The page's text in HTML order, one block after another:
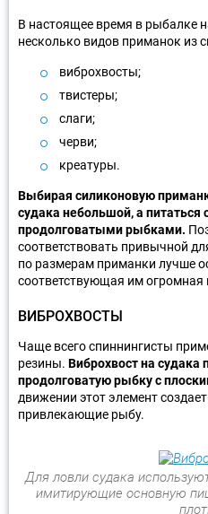
В настоящее время в рыбалке
несколько видов приманок из
виброхвосты;
твистеры;
слаги;
черви;
креатуры.
Выбирая силиконовую
судака небольшой, а
продолговатыми рыбками.
соответствовать привычной
по размерам приманки лучше
соответствующая им огромная
ВИБРОХВОСТЫ
Чаще всего спиннингисты
резины. Виброхвост на судака
продолговатую рыбку с
движении этот элемент
привлекающие рыбу.
Для ловли судака
имитирующие основную